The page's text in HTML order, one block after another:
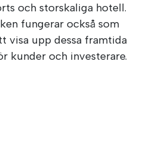
och storskaliga hotell.
fungerar också som
visa upp dessa framtida
kunder och investerare.